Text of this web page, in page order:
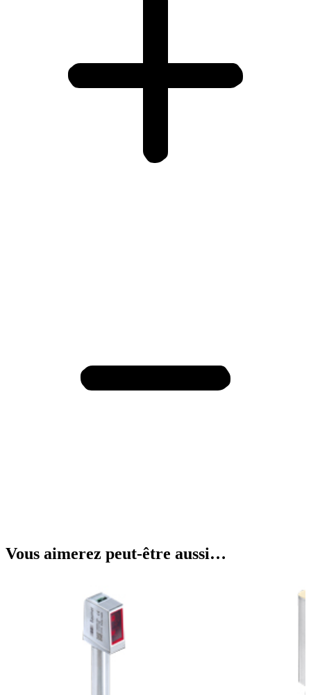
Vous aimerez peut-être aussi…